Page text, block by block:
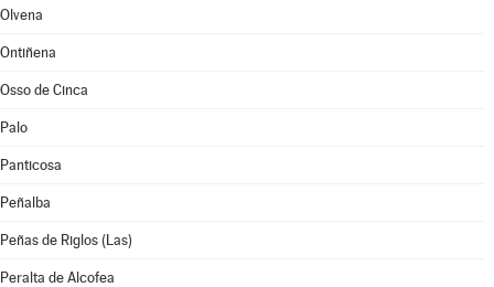
Olvena
Ontiñena
Osso de Cinca
Palo
Panticosa
Peñalba
Peñas de Riglos (Las)
Peralta de Alcofea